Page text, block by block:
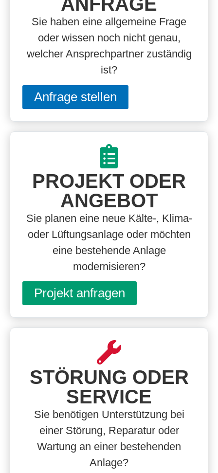
Sie haben eine allgemeine Frage
oder wissen noch nicht genau,
welcher Ansprechpartner zuständig
ist?
Anfrage stellen
PROJEKT ODER
ANGEBOT
Sie planen eine neue Kälte-, Klima-
oder Lüftungsanlage oder möchten
eine bestehende Anlage
modernisieren?
Projekt anfragen
STÖRUNG ODER
SERVICE
Sie benötigen Unterstützung bei
einer Störung, Reparatur oder
Wartung an einer bestehenden
Anlage?